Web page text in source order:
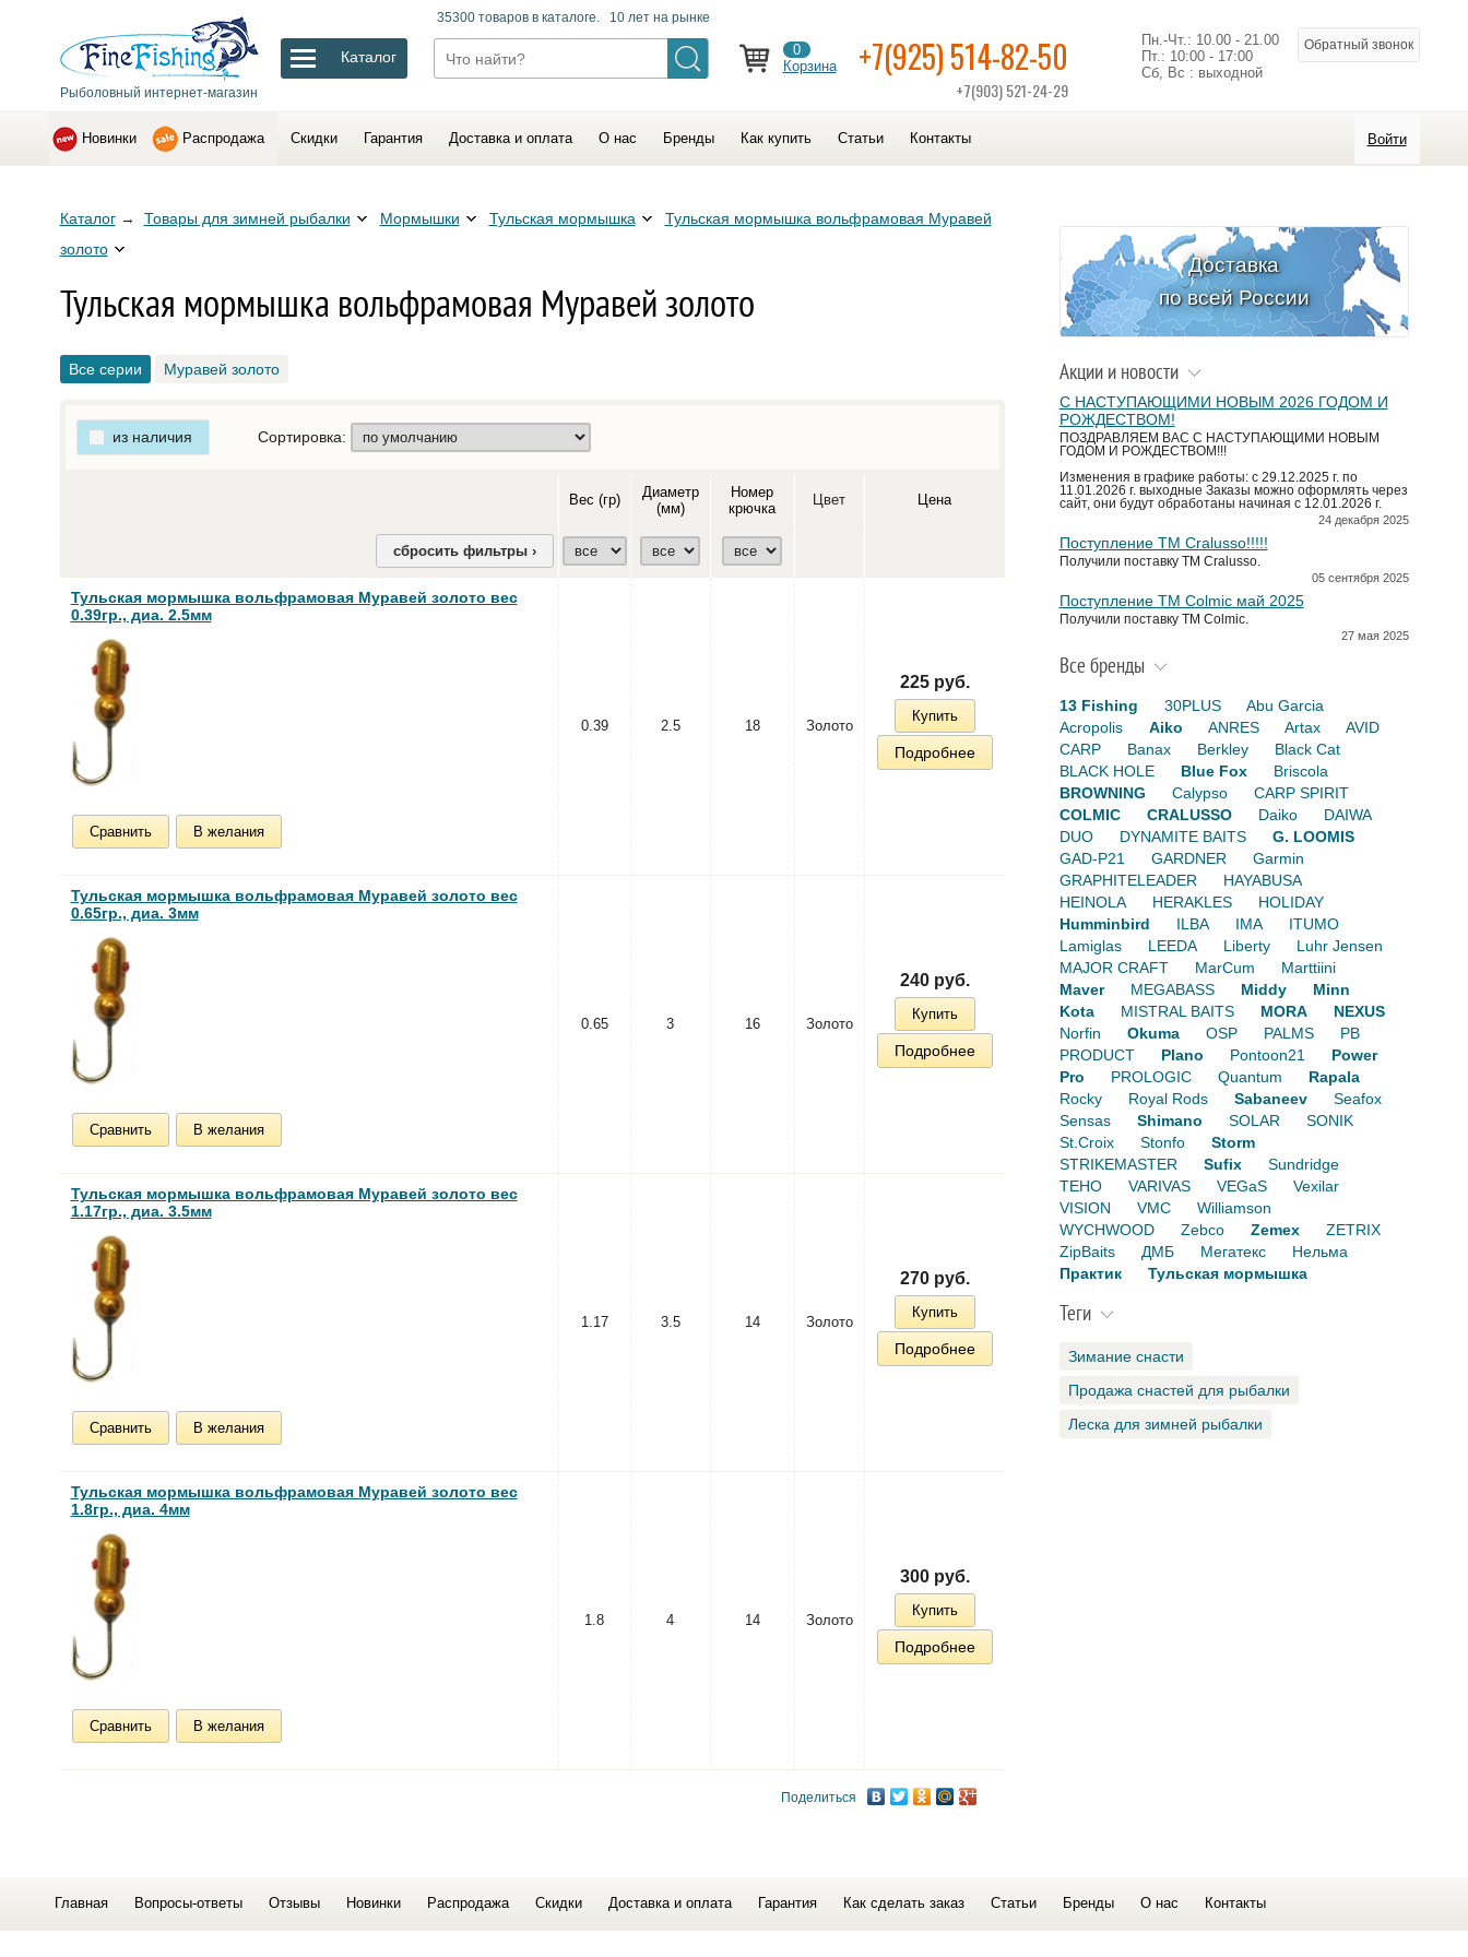
Рыболовный интернет-магазин
Каталог
35300 товаров в каталоге. 10 лет на рынке
0
Корзина
+7(925) 514-82-50
+7(903) 521-24-29
Пн.-Чт.: 10.00 - 21.00
Пт.: 10:00 - 17:00
Сб, Вс : выходной
Обратный звонок
Новинки Распродажа Скидки Гарантия Доставка и оплата О нас Бренды Как купить Статьи Контакты Войти
Каталог→ Товары для зимней рыбалки Мормышки Тульская мормышка
Тульская мормышка вольфрамовая Муравей
золото
Тульская мормышка вольфрамовая Муравей золото
Все серии Муравей золото
из наличия Сортировка:
Вес (гр)
Диаметр
(мм)
Номер
крючка
Цвет Цена
сбросить фильтры ›
Тульская мормышка вольфрамовая Муравей золото вес
0.39гр., диа. 2.5мм
Сравнить В желания
0.39 2.5 18 Золото
225 руб.
Купить
Подробнее
Тульская мормышка вольфрамовая Муравей золото вес
0.65гр., диа. 3мм
Сравнить В желания
0.65 3 16 Золото
240 руб.
Купить
Подробнее
Тульская мормышка вольфрамовая Муравей золото вес
1.17гр., диа. 3.5мм
Сравнить В желания
1.17 3.5 14 Золото
270 руб.
Купить
Подробнее
Тульская мормышка вольфрамовая Муравей золото вес
1.8гр., диа. 4мм
Сравнить В желания
1.8 4 14 Золото
300 руб.
Купить
Подробнее
Поделиться
Доставка
по всей России
Акции и новости
С НАСТУПАЮЩИМИ НОВЫМ 2026 ГОДОМ И
РОЖДЕСТВОМ!
ПОЗДРАВЛЯЕМ ВАС С НАСТУПАЮЩИМИ НОВЫМ
ГОДОМ И РОЖДЕСТВОМ!!!
Изменения в графике работы: с 29.12.2025 г. по
11.01.2026 г. выходные Заказы можно оформлять через
сайт, они будут обработаны начиная с 12.01.2026 г.
24 декабря 2025
Поступление TM Cralusso!!!!!
Получили поставку ТМ Cralusso.
05 сентября 2025
Поступление TM Colmic май 2025
Получили поставку ТМ Colmic.
27 мая 2025
Все бренды
13 Fishing 30PLUS
Abu Garcia
Acropolis
Aiko ANRES Artax
AVID
CARP
Banax Berkley
Black Cat
BLACK HOLE
Blue Fox
Briscola
BROWNING
Calypso
CARP SPIRIT
COLMIC
CRALUSSO Daiko
DAIWA
DUO
DYNAMITE BAITS
G. LOOMIS
GAD-P21
GARDNER
Garmin
GRAPHITELEADER
HAYABUSA
HEINOLA
HERAKLES
HOLIDAY
Humminbird
ILBA IMA
ITUMO
Lamiglas
LEEDA Liberty
Luhr Jensen
MAJOR CRAFT
MarCum
Marttiini
Maver
MEGABASS Middy
Minn
Kota
MISTRAL BAITS MORA
NEXUS
Norfin
Okuma OSP PALMS
PB
PRODUCT
Plano Pontoon21
Power
Pro
PROLOGIC Quantum
Rapala
Rocky
Royal Rods Sabaneev
Seafox
Sensas
Shimano SOLAR
SONIK
St.Croix
Stonfo
Storm
STRIKEMASTER
Sufix
Sundridge
TEHO
VARIVAS VEGaS
Vexilar
VISION
VMC
Williamson
WYCHWOOD
Zebco Zemex
ZETRIX
ZipBaits
ДМБ Мегатекс
Нельма
Практик
Тульская мормышка
Теги
Зимание снасти
Продажа снастей для рыбалки
Леска для зимней рыбалки
Главная Вопросы-ответы Отзывы Новинки Распродажа Скидки Доставка и оплата Гарантия Как сделать заказ Статьи Бренды О нас Контакты